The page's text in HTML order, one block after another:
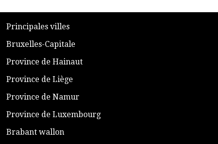
​Principales villes
​Bruxelles-Capitale
​Province de Hainaut
Province de Liège
​Province de Namur
​Province de Luxembourg
​Brabant wallon